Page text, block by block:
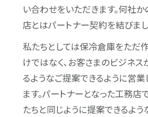
い合わせをいただきます。何社
店とはパートナー契約を結びまし
私たちとしては保冷倉庫をただ
けではなく、お客さまのビジネス
るようなご提案できるように営業
ます。パートナーとなった工務店
たちと同じように提案できるよう